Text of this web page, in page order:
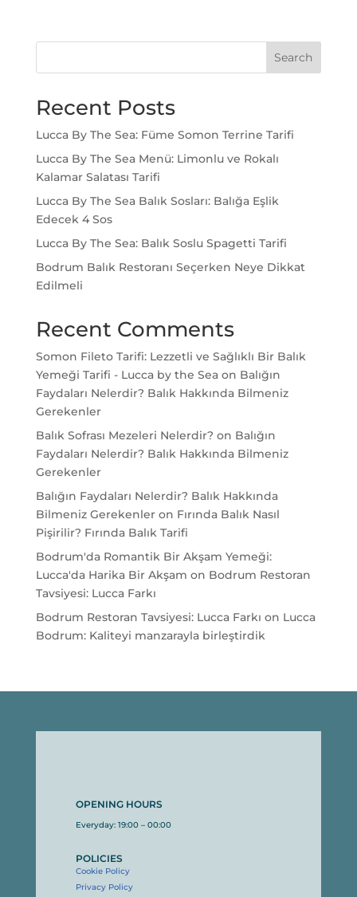
Search
Recent Posts
Lucca By The Sea: Füme Somon Terrine Tarifi
Lucca By The Sea Menü: Limonlu ve Rokalı
Kalamar Salatası Tarifi
Lucca By The Sea Balık Sosları: Balığa Eşlik
Edecek 4 Sos
Lucca By The Sea: Balık Soslu Spagetti Tarifi
Bodrum Balık Restoranı Seçerken Neye Dikkat
Edilmeli
Recent Comments
Somon Fileto Tarifi: Lezzetli ve Sağlıklı Bir Balık
Yemeği Tarifi - Lucca by the Seaon Balığın
Faydaları Nelerdir? Balık Hakkında Bilmeniz
Gerekenler
Balık Sofrası Mezeleri Nelerdir? on Balığın
Faydaları Nelerdir? Balık Hakkında Bilmeniz
Gerekenler
Balığın Faydaları Nelerdir? Balık Hakkında
Bilmeniz Gerekenleron Fırında Balık Nasıl
Pişirilir? Fırında Balık Tarifi
Bodrum'da Romantik Bir Akşam Yemeği:
Lucca'da Harika Bir Akşam on Bodrum Restoran
Tavsiyesi: Lucca Farkı
Bodrum Restoran Tavsiyesi: Lucca Farkı on Lucca
Bodrum: Kaliteyi manzarayla birleştirdik
OPENING HOURS
Everyday: 19:00 – 00:00
POLICIES
Cookie Policy
Privacy Policy